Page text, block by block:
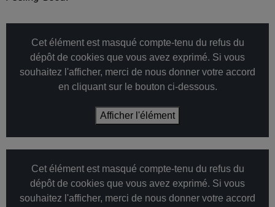
Cet élément est masqué compte-tenu du refus du
dépôt de cookies que vous avez exprimé. Si vous
souhaitez l'afficher, merci de nous donner votre accord
en cliquant sur le bouton ci-dessous.
Afficher l'élément
Cet élément est masqué compte-tenu du refus du
dépôt de cookies que vous avez exprimé. Si vous
souhaitez l'afficher, merci de nous donner votre accord